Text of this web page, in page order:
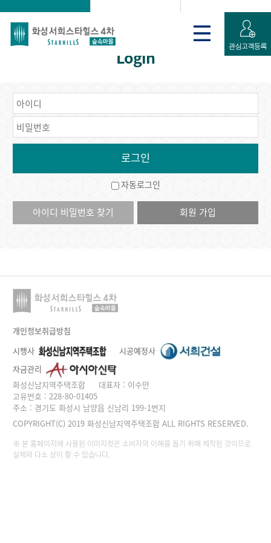
Login
자동로그인
아이디 비밀번호 찾기 회원 가입
개인정보취급방침
시행사
시공예정사
자금관리
화성신남지역주택조합
대표자 : 이수만
고유번호 : 228-80-01405
주소 : 경기도 화성시 남양읍 신남리 199-1번지
COPYRIGHT(C) 2019 화성신남지역주택조합 ALL RIGHTS RESERVED.
※ 본 홈페이지에 사용된 이미지컷은 소비자의 이해를 돕기 위해 제작된 것이므로
실제와 다소 상이 할 수 있습니다.